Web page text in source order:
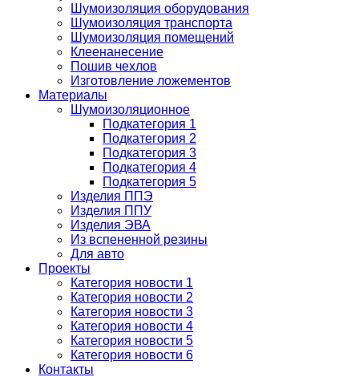
Шумоизоляция оборудования
Шумоизоляция транспорта
Шумоизоляция помещений
Клеенанесение
Пошив чехлов
Изготовление ложементов
Материалы
Шумоизоляционное
Подкатегория 1
Подкатегория 2
Подкатегория 3
Подкатегория 4
Подкатегория 5
Изделия ППЭ
Изделия ППУ
Изделия ЭВА
Из вспененной резины
Для авто
Проекты
Категория новости 1
Категория новости 2
Категория новости 3
Категория новости 4
Категория новости 5
Категория новости 6
Контакты